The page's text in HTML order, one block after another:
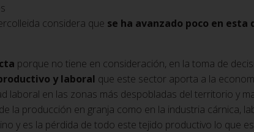
considera que se ha avanzado poco en esta
porque no tiene en consideración, en la toma de
y laboral que este sector aporta a la
laboral en las zonas más despobladas del territorio y
la producción en granja como en la industria cárnica,
y es la pérdida de todo este tejido productivo lo que